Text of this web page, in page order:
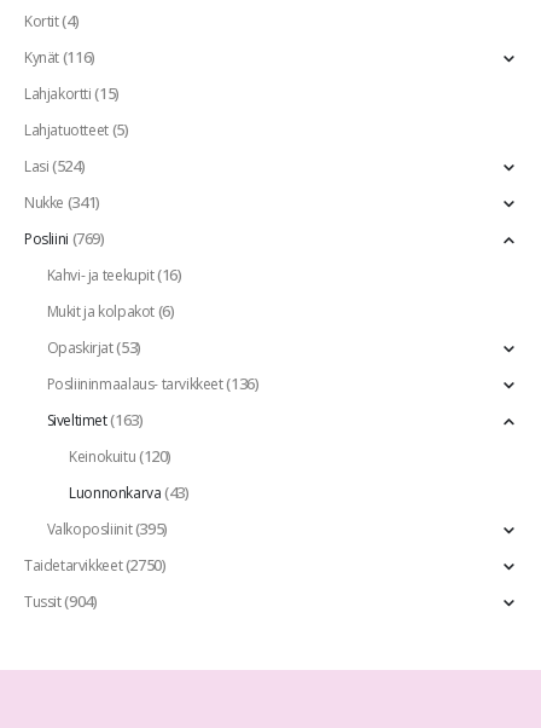
Kortit(4)
Kynät(116)
Lahjakortti(15)
Lahjatuotteet(5)
Lasi(524)
Nukke (341)
Posliini (769)
Kahvi- ja teekupit(16)
Mukit ja kolpakot(6)
Opaskirjat(53)
Posliininmaalaus- tarvikkeet(136)
Siveltimet(163)
Keinokuitu(120)
Luonnonkarva(43)
Valkoposliinit(395)
Taidetarvikkeet(2750)
Tussit(904)